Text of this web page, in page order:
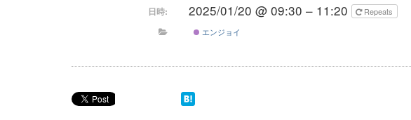
日時: 2025/01/20 @ 09:30 – 11:20
Repeats
エンジョイ